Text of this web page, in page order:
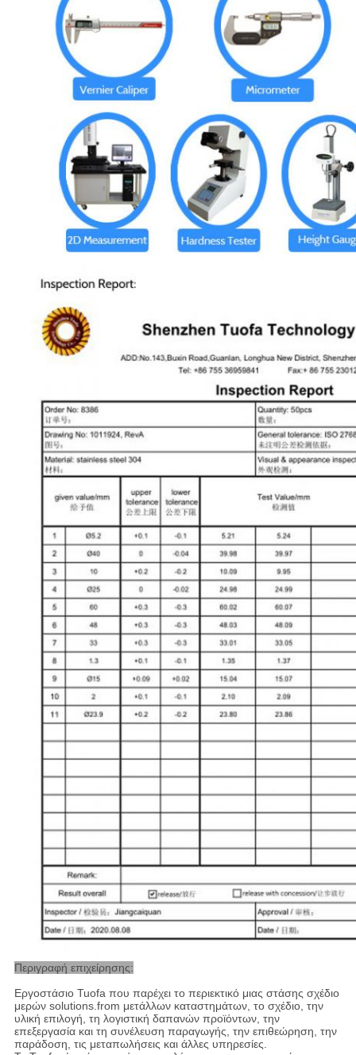
Περιγραφή επιχείρησης:
Εργοστάσιο Tuofa που παρέχει το περιεκτικό μιας στάσης σχέδιο
μερών solutions.from μετάλλων καταστημάτων, το σχέδιο, την
υλική επιλογή, τη λογιστική δαπανών προϊόντων, την
επεξεργασία και τη συνέλευση παραγωγής, την επιθεώρηση, την
παράδοση, τις μεταπωλήσεις και άλλες υπηρεσίες.